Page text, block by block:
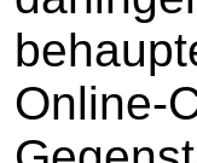
Online-